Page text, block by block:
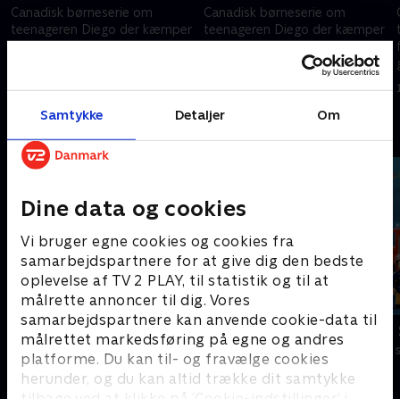
Samtykke Detaljer Om
Dine data og cookies
Vi bruger egne cookies og cookies fra
samarbejdspartnere for at give dig den bedste
oplevelse af TV 2 PLAY, til statistik og til at
målrette annoncer til dig. Vores
samarbejdspartnere kan anvende cookie-data til
målrettet markedsføring på egne og andres
platforme. Du kan til- og fravælge cookies
herunder, og du kan altid trække dit samtykke
Canadisk børneserie om
teenageren Diego der kæmper
er født.
1. februar 2025 • 21 min
Canadisk børneserie om
teenageren Diego der kæmper
grusomme og svært
bevæbnede tyranner. Den
er født.
1. februar 2025 • 21 min
Miraculous
Børneserier • 3 sæsoner
Brandmand
Børneserier • 1